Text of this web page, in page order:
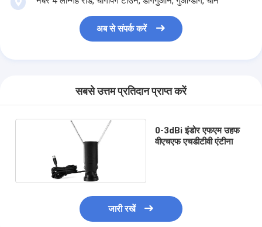
अब से संपर्क करें
सबसे उत्तम प्रतिदान प्राप्त करें
0-3dBi इंडोर एफएम उहफ
वीएचएफ एचडीटीवी एंटीना
जारी रखें